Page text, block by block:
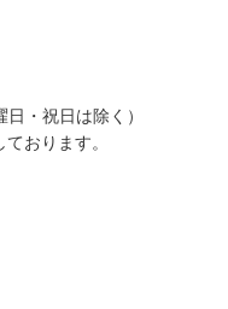
・祝日は除く）
おります。